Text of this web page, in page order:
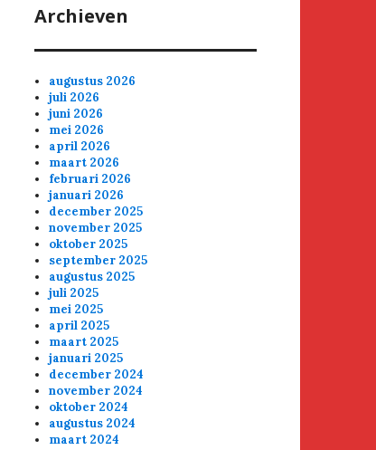
Archieven
augustus 2026
juli 2026
juni 2026
mei 2026
april 2026
maart 2026
februari 2026
januari 2026
december 2025
november 2025
oktober 2025
september 2025
augustus 2025
juli 2025
mei 2025
april 2025
maart 2025
januari 2025
december 2024
november 2024
oktober 2024
augustus 2024
maart 2024